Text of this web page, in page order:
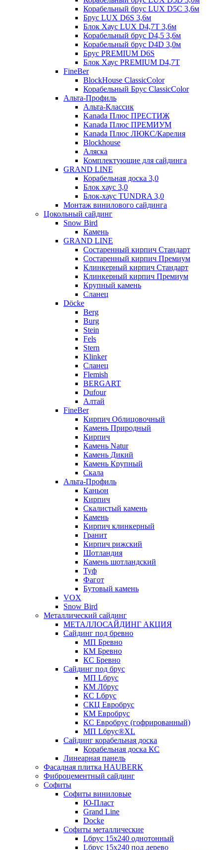
Корабельный брус LUX D5C 3,6м
Брус LUX D6S 3,6м
Блок Хаус LUX D4,7T 3,6м
Корабельный брус D4,5 3,6м
Корабельный брус D4D 3,0м
Брус PREMIUM D6S
Блок Хаус PREMIUM D4,7T
FineBer
BlockHouse ClassicColor
Корабельный Брус ClassicColor
Альта-Профиль
Альта-Классик
Kanada Плюс ПРЕСТИЖ
Kanada Плюс ПРЕМИУМ
Kanada Плюс ЛЮКС/Карелия
Blockhouse
Аляска
Комплектующие для сайдинга
GRAND LINE
Корабельная доска 3,0
Блок хаус 3,0
Блок-хаус TUNDRA 3,0
Монтаж винилового сайдинга
Цокольный сайдинг
Snow Bird
Камень
GRAND LINE
Состаренный кирпич Стандарт
Состаренный кирпич Премиум
Клинкерный кирпич Стандарт
Клинкерный кирпич Премиум
Крупный камень
Сланец
Döcke
Berg
Burg
Stein
Fels
Stern
Klinker
Сланец
Flemish
BERGART
Dufour
Алтай
FineBer
Кирпич Облицовочный
Камень Природный
Кирпич
Камень Natur
Камень Дикий
Камень Крупный
Скала
Альта-Профиль
Каньон
Кирпич
Скалистый камень
Камень
Кирпич клинкерный
Гранит
Кирпич рижский
Шотландия
Камень шотландский
Туф
Фагот
Бутовый камень
VOX
Snow Bird
Металлический сайдинг
МЕТАЛЛОСАЙДИНГ АКЦИЯ
Сайдинг под бревно
МП Бревно
КМ Бревно
КС Бревно
Сайдинг под брус
МП Lбрус
КМ Лбрус
КС Lбрус
СКЦ Евробрус
КМ Евробрус
КС Евробрус (гофрированный)
МП Lбрус®XL
Сайдинг корабельная доска
Корабельная доска КС
Линеарная панель
Фасадная плитка HAUBERK
Фиброцементный сайдинг
Софиты
Софиты виниловые
Ю-Пласт
Grand Line
Docke
Софиты металлические
Lбрус 15x240 однотонный
Lбрус 15x240 под дерево